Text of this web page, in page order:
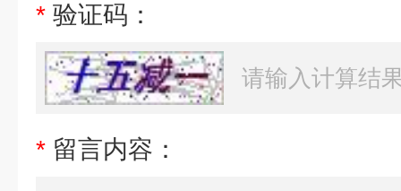
* 验证码：
* 留言内容：